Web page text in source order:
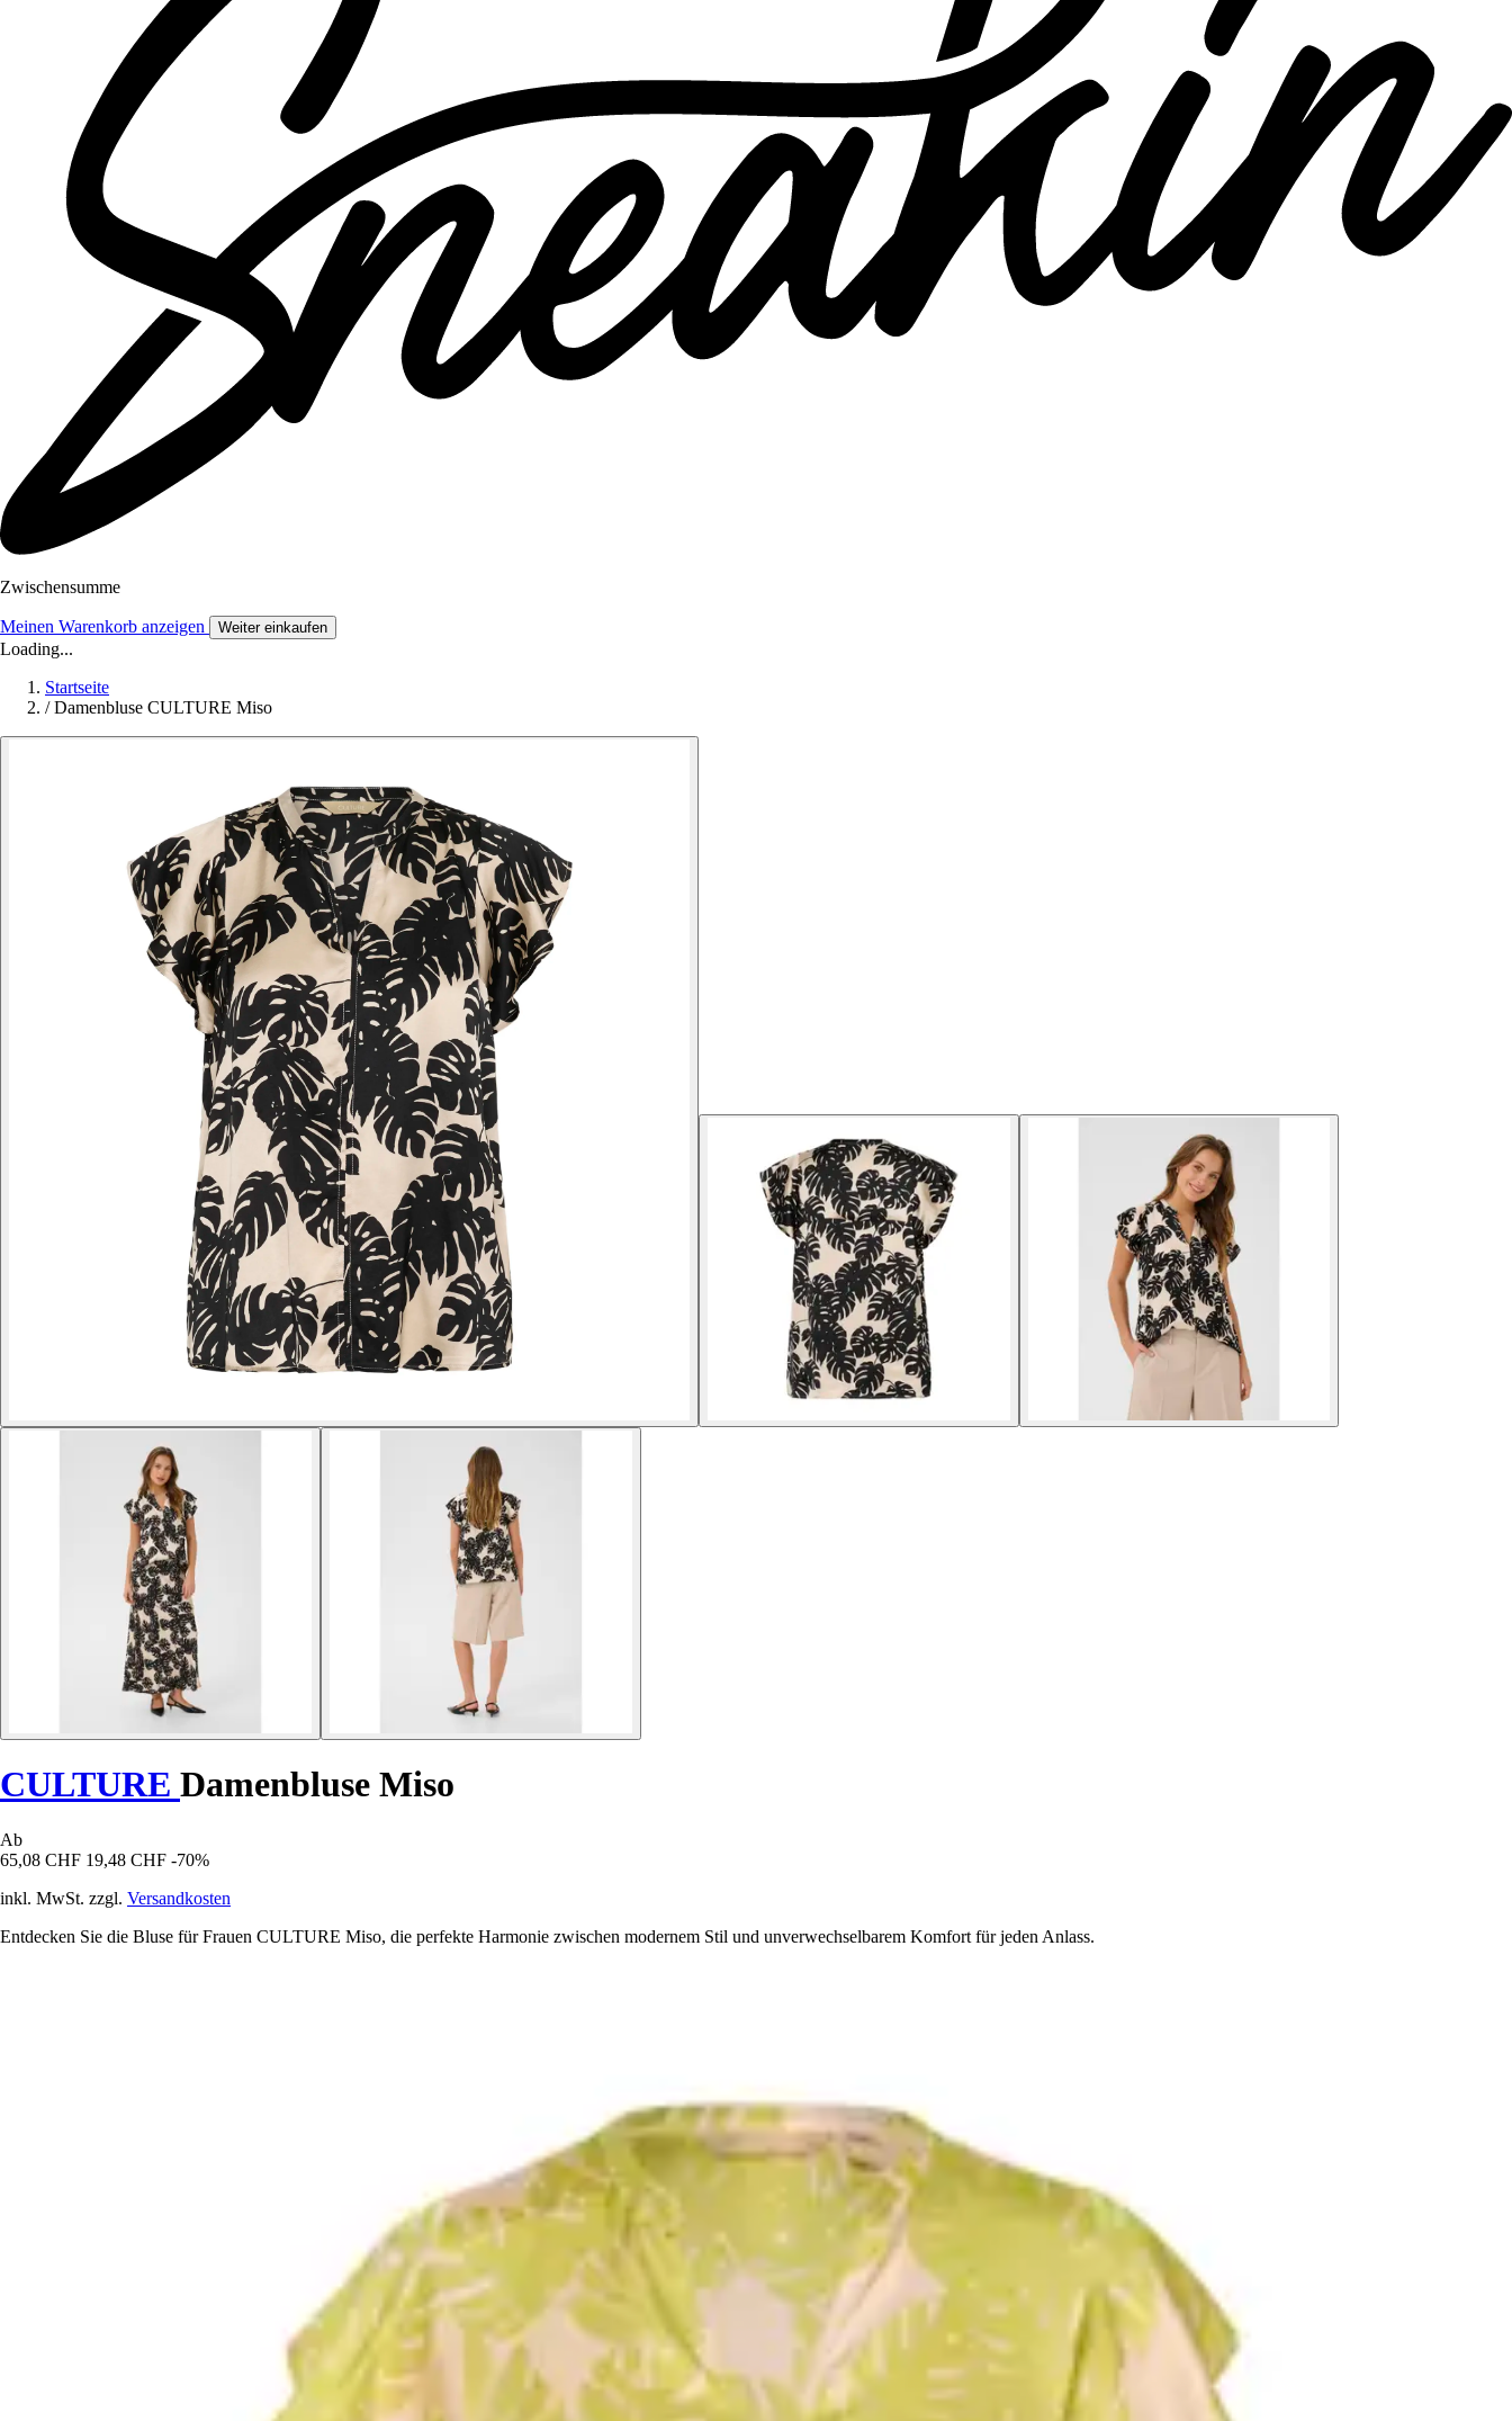
Zwischensumme
Meinen Warenkorb anzeigen Weiter einkaufen
Loading...
Startseite
/ Damenbluse CULTURE Miso
CULTURE Damenbluse Miso
Ab
65,08 CHF 19,48 CHF -70%
inkl. MwSt. zzgl. Versandkosten
Entdecken Sie die Bluse für Frauen CULTURE Miso, die perfekte Harmonie zwischen modernem Stil und unverwechselbarem Komfort für jeden Anlass.